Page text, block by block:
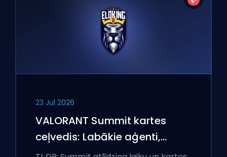
23 Jul 2026
VALORANT Summit kartes
ceļvedis: Labākie aģenti,
izsaukumi un dūmi